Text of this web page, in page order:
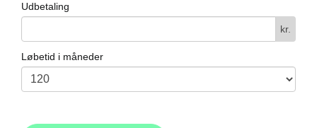
Udbetaling
kr.
Løbetid i måneder